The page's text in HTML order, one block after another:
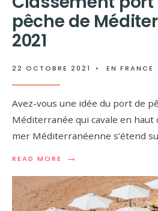
pêche de
2021
22 OCTOBRE 2021 • EN FRANCE
Avez-vous une idée du port de
Méditerranée qui cavale en haut
mer Méditerranéenne s’étend
READ MORE →